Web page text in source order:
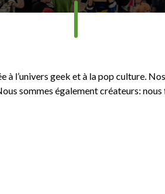
l’univers geek et à la pop culture.
sommes également créateurs: